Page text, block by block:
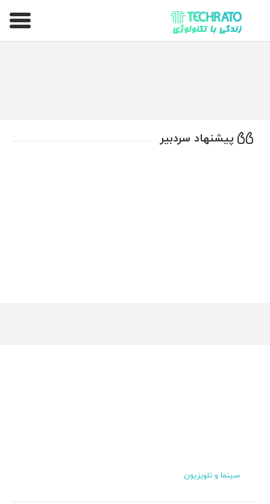
تکراتو – زندگی با تکنولوژی
پیشنهاد سردبیر
سینما و تلویزیون